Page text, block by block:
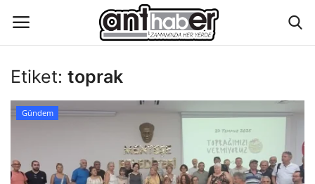
Aktüel Magazin
Etiket: toprak
Gündem